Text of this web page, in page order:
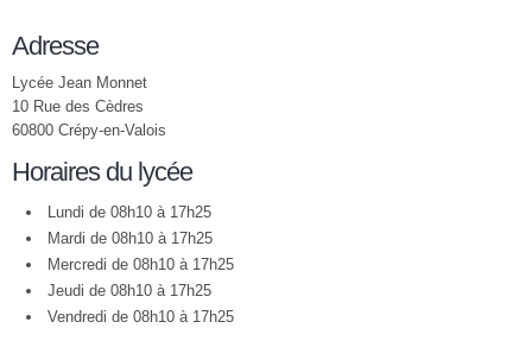
Adresse
Lycée Jean Monnet
10 Rue des Cèdres
60800 Crépy-en-Valois
Horaires du lycée
Lundi de 08h10 à 17h25
Mardi de 08h10 à 17h25
Mercredi de 08h10 à 17h25
Jeudi de 08h10 à 17h25
Vendredi de 08h10 à 17h25